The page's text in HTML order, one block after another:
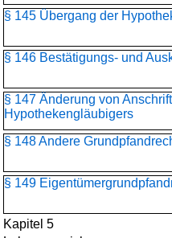
§ 145 Übergang der
§ 146 Bestätigungs- und
§ 147 Änderung von
Hypothekengläubigers
§ 148 Andere
§ 149
Kapitel 5